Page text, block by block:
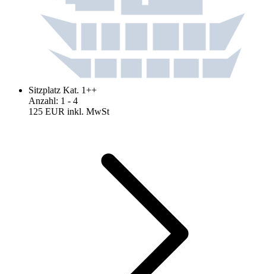
Sitzplatz Kat. 1++
Anzahl: 1 - 4
125 EUR inkl. MwSt